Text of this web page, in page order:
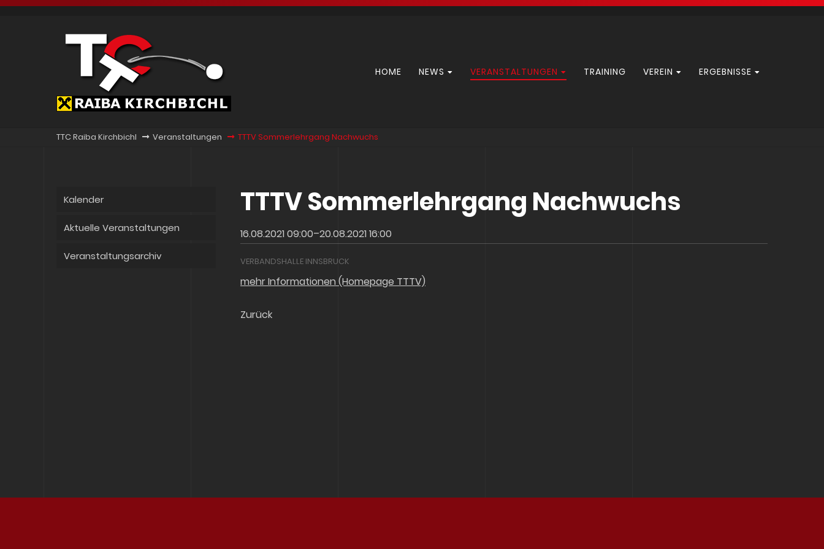
Navigation
HOME NEWS VERANSTALTUNGEN TRAINING VEREIN ERGEBNISSE
TTC Raiba Kirchbichl Veranstaltungen TTTV Sommerlehrgang Nachwuchs
TTTV Sommerlehrgang Nachwuchs
16.08.2021 09:00–20.08.2021 16:00
VERBANDSHALLE INNSBRUCK
mehr Informationen (Homepage TTTV)
Zurück
Kalender
Aktuelle Veranstaltungen
Veranstaltungsarchiv